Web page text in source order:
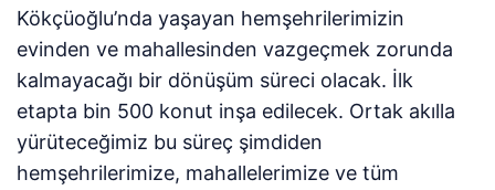
Kökçüoğlu’nda yaşayan hemşehrilerimizin
evinden ve mahallesinden vazgeçmek zorunda
kalmayacağı bir dönüşüm süreci olacak. İlk
etapta bin 500 konut inşa edilecek. Ortak akılla
yürüteceğimiz bu süreç şimdiden
hemşehrilerimize, mahallelerimize ve tüm